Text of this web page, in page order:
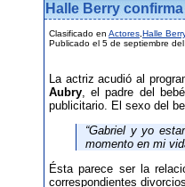
Halle Berry
Clasificado en Actores Halle Berry
Publicado el 5 de septiembre
La actriz acudió al
Aubry, el padre del
publicitario. El sexo del
“Gabriel y yo
momento en mi
Ésta parece ser la
correspondientes